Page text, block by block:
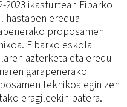
2023 ikasturtean Eibarko
hastapen eredua
proposamen
Eibarko eskola
azterketa eta eredu
garapenerako
teknikoa egin zen
eragileekin batera.